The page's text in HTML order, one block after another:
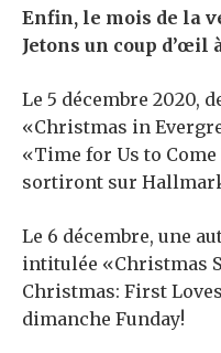
Enfin, le mois de la
Jetons un coup d’œil
Le 5 décembre 2020,
«Christmas in
«Time for Us to
sortiront sur
Le 6 décembre, une
intitulée «Christmas
Christmas: First
dimanche Funday!